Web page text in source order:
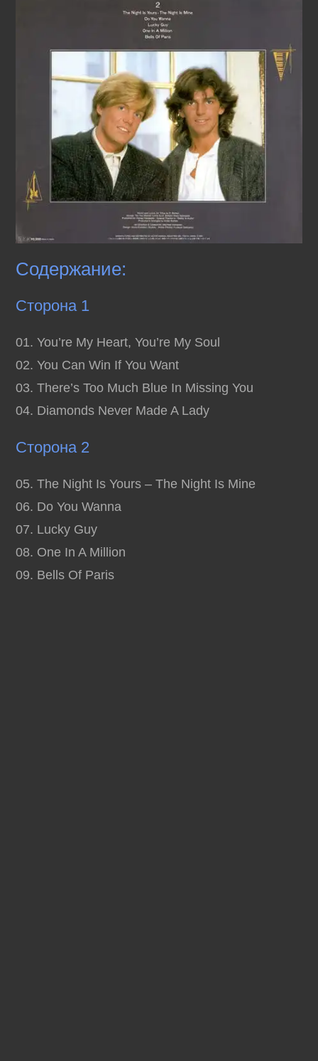
Содержание:
Сторона 1
01. You’re My Heart, You’re My Soul
02. You Can Win If You Want
03. There’s Too Much Blue In Missing You
04. Diamonds Never Made A Lady
Сторона 2
05. The Night Is Yours – The Night Is Mine
06. Do You Wanna
07. Lucky Guy
08. One In A Million
09. Bells Of Paris